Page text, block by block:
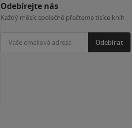
Odebírejte nás
Každý měsíc společně přečteme tisíce knih
Odebírat